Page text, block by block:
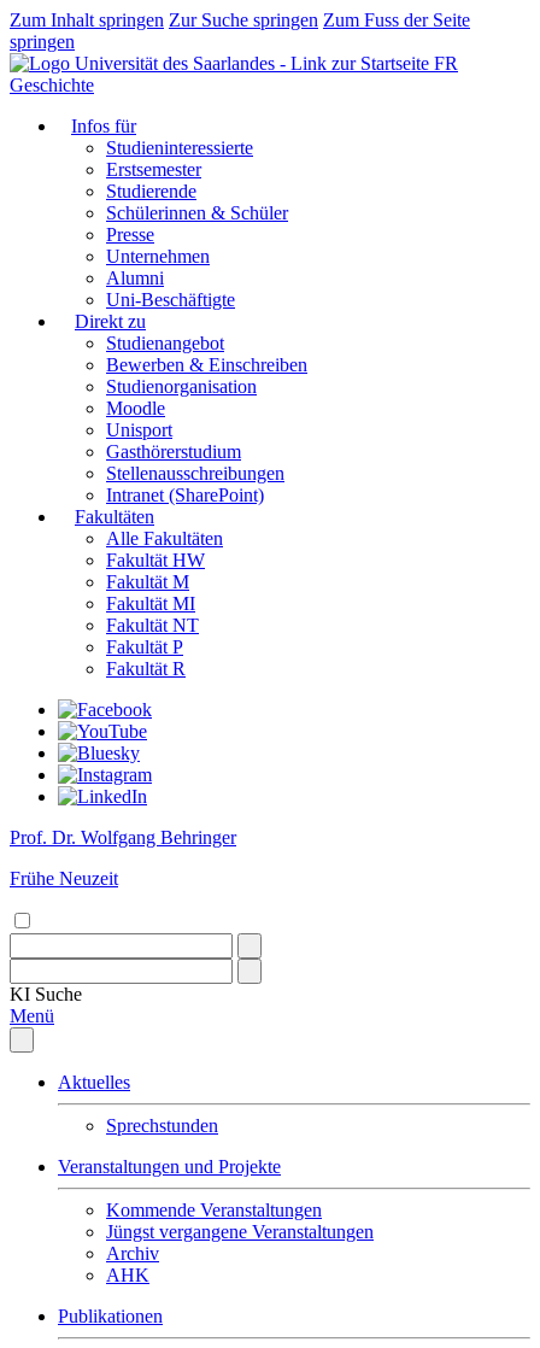
Zum Inhalt springen Zur Suche springen Zum Fuss der Seite
springen
FR
Geschichte
Infos für
Studieninteressierte
Erstsemester
Studierende
Schülerinnen & Schüler
Presse
Unternehmen
Alumni
Uni-Beschäftigte
Direkt zu
Studienangebot
Bewerben & Einschreiben
Studienorganisation
Moodle
Unisport
Gasthörerstudium
Stellenausschreibungen
Intranet (SharePoint)
Fakultäten
Alle Fakultäten
Fakultät HW
Fakultät M
Fakultät MI
Fakultät NT
Fakultät P
Fakultät R
Prof. Dr. Wolfgang Behringer
Frühe Neuzeit
KI Suche
Menü
Aktuelles
Sprechstunden
Veranstaltungen und Projekte
Kommende Veranstaltungen
Jüngst vergangene Veranstaltungen
Archiv
AHK
Publikationen